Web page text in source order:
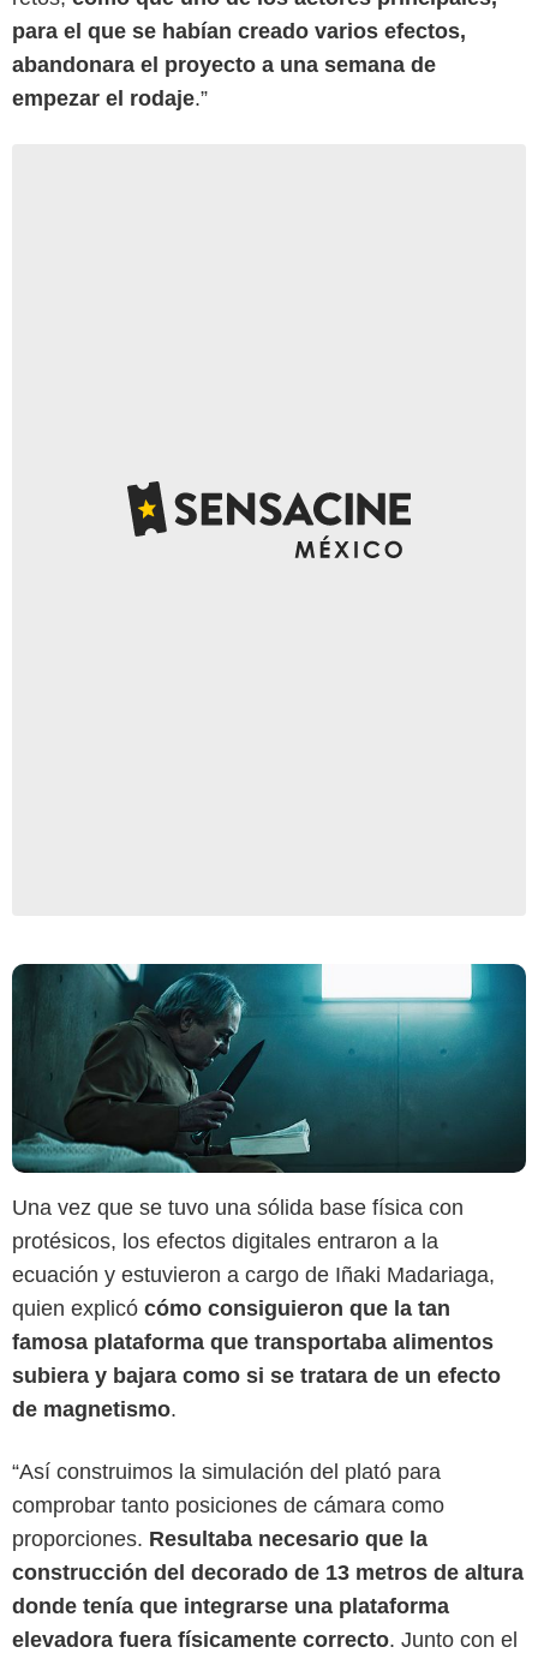
para el que se habían creado varios efectos,
abandonara el proyecto a una semana de
empezar el rodaje.”
Una vez que se tuvo una sólida base física con
protésicos, los efectos digitales entraron a la
ecuación y estuvieron a cargo de Iñaki Madariaga,
quien explicó cómo consiguieron que la tan
famosa plataforma que transportaba alimentos
subiera y bajara como si se tratara de un efecto
de magnetismo.
“Así construimos la simulación del plató para
comprobar tanto posiciones de cámara como
proporciones. Resultaba necesario que la
construcción del decorado de 13 metros de altura
donde tenía que integrarse una plataforma
elevadora fuera físicamente correcto. Junto con el